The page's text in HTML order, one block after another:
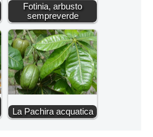
Fotinia, arbusto
sempreverde
La Pachira acquatica